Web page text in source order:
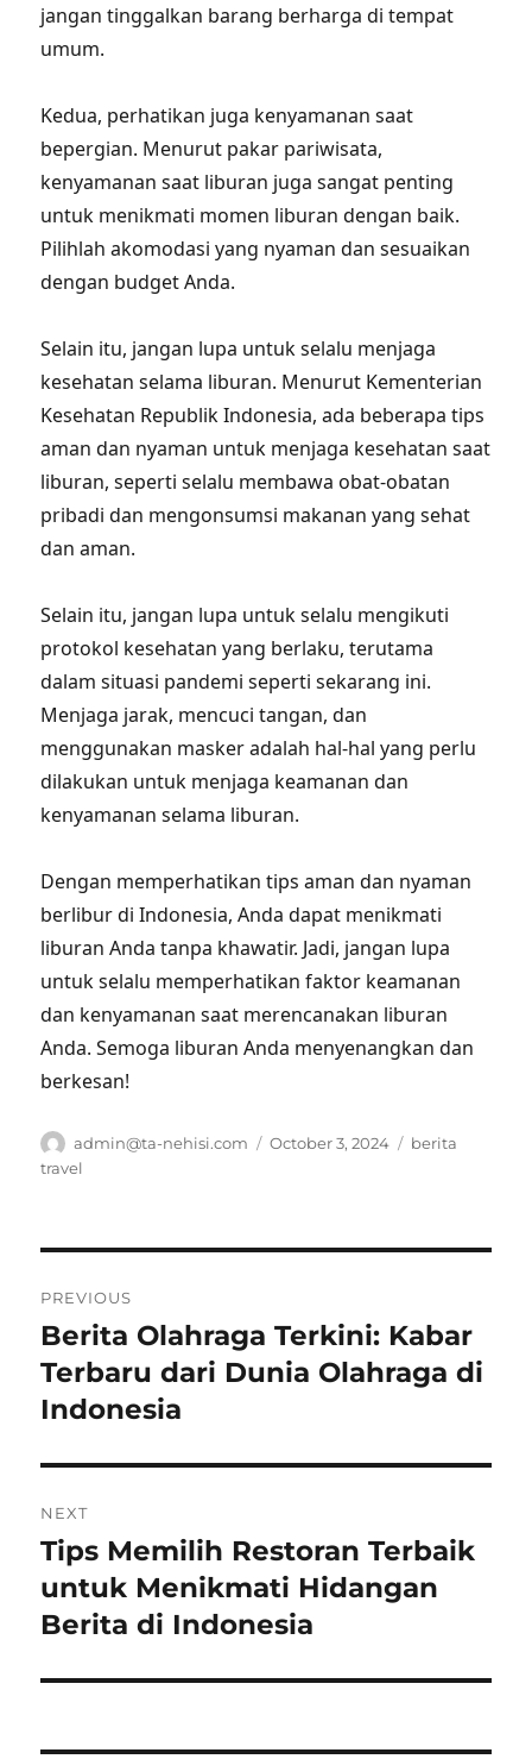
jangan tinggalkan barang berharga di tempat
umum.
Kedua, perhatikan juga kenyamanan saat
bepergian. Menurut pakar pariwisata,
kenyamanan saat liburan juga sangat penting
untuk menikmati momen liburan dengan baik.
Pilihlah akomodasi yang nyaman dan sesuaikan
dengan budget Anda.
Selain itu, jangan lupa untuk selalu menjaga
kesehatan selama liburan. Menurut Kementerian
Kesehatan Republik Indonesia, ada beberapa tips
aman dan nyaman untuk menjaga kesehatan saat
liburan, seperti selalu membawa obat-obatan
pribadi dan mengonsumsi makanan yang sehat
dan aman.
Selain itu, jangan lupa untuk selalu mengikuti
protokol kesehatan yang berlaku, terutama
dalam situasi pandemi seperti sekarang ini.
Menjaga jarak, mencuci tangan, dan
menggunakan masker adalah hal-hal yang perlu
dilakukan untuk menjaga keamanan dan
kenyamanan selama liburan.
Dengan memperhatikan tips aman dan nyaman
berlibur di Indonesia, Anda dapat menikmati
liburan Anda tanpa khawatir. Jadi, jangan lupa
untuk selalu memperhatikan faktor keamanan
dan kenyamanan saat merencanakan liburan
Anda. Semoga liburan Anda menyenangkan dan
berkesan!
Author
admin@ta-nehisi.com
Posted
October 3, 2024 Tags
berita
travel
navigation
PREVIOUS
Previous
post:
Berita Olahraga Terkini: Kabar
Terbaru dari Dunia Olahraga di
Indonesia
NEXT
Next
post:
Tips Memilih Restoran Terbaik
untuk Menikmati Hidangan
Berita di Indonesia